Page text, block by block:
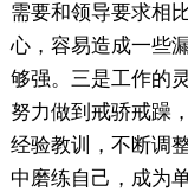
需要和领导要求相
心，容易造成一些
够强。三是工作的
努力做到戒骄戒躁
经验教训，不断调
中磨练自己，成为